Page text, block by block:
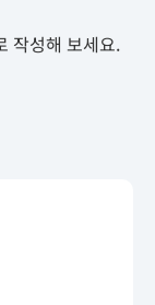
작성해 보세요.